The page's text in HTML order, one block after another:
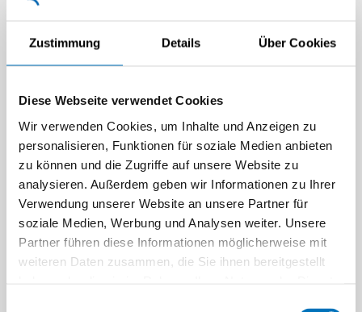
Zustimmung Details Über Cookies
Diese Webseite verwendet Cookies
Wir verwenden Cookies, um Inhalte und Anzeigen zu
personalisieren, Funktionen für soziale Medien anbieten
zu können und die Zugriffe auf unsere Website zu
analysieren. Außerdem geben wir Informationen zu Ihrer
Verwendung unserer Website an unsere Partner für
soziale Medien, Werbung und Analysen weiter. Unsere
Partner führen diese Informationen möglicherweise mit
weiteren Daten zusammen, die Sie ihnen bereitgestellt